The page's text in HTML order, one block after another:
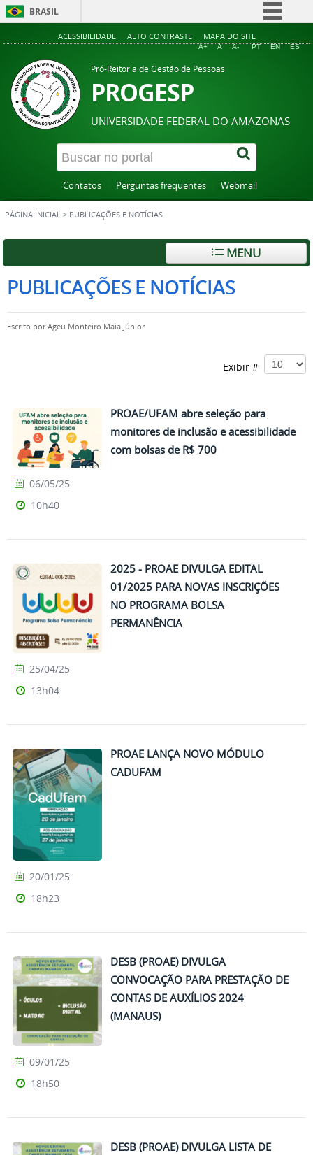
BRASIL
Simplifique!
Acesso à informação
Legislação
Canais
ACESSIBILIDADE ALTO CONTRASTE MAPA DO SITE
A+ A A- PT EN ES
Pró-Reitoria de Gestão de Pessoas
PROGESP
UNIVERSIDADE FEDERAL DO AMAZONAS
Contatos Perguntas frequentes Webmail
PÁGINA INICIAL > PUBLICAÇÕES E NOTÍCIAS
MENU
PUBLICAÇÕES E NOTÍCIAS
Escrito porAgeu Monteiro Maia Júnior
Exibir #
PROAE/UFAM abre seleção para
monitores de inclusão e acessibilidade
com bolsas de R$ 700
06/05/25
10h40
2025 - PROAE DIVULGA EDITAL
01/2025 PARA NOVAS INSCRIÇÕES
NO PROGRAMA BOLSA
PERMANÊNCIA
25/04/25
13h04
PROAE LANÇA NOVO MÓDULO
CADUFAM
20/01/25
18h23
DESB (PROAE) DIVULGA
CONVOCAÇÃO PARA PRESTAÇÃO DE
CONTAS DE AUXÍLIOS 2024
(MANAUS)
09/01/25
18h50
DESB (PROAE) DIVULGA LISTA DE